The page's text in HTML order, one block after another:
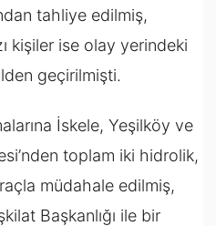
tahliye edilmiş,
kişiler ise olay yerindeki
geçirilmişti.
İskele, Yeşilköy ve
toplam iki hidrolik,
müdahale edilmiş,
Başkanlığı ile bir